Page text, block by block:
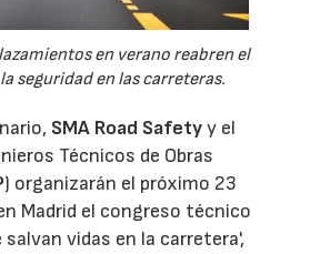
en verano reabren el
seguridad en las carreteras.
SMA Road Safetyy el
Técnicos de Obras
) organizarán el próximo 23
Madrid el congreso técnico
salvan vidas en la carretera',